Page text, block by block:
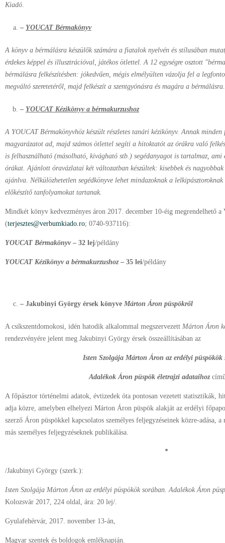
Kiadó.
– YOUCAT Bérmakönyv
A könyv a bérmálásra készülők számára a fiatalok nyelvén és stílusában
érdekes képpel és illusztrációval, játékos ötlettel. A 12 egységre osztott
bérmálásra felkészítésben: jókedvűen, mégis elmélyülten vázolja fel a
megváltó szeretetéről, majd felkészít a szentgyónásra és magára a bérmálásra.
– YOUCAT Kézikönyv a bérmakurzushoz
A YOUCAT Bérmakönyvhöz készült részletes tanári kézikönyv. Annak minden
magyarázatot ad, majd számos ötlettel segíti a hitoktatót az órákra való
is felhasználható (másolható, kivágható stb.) segédanyagot is tartalmaz, ami
órákat. Ajánlott óravázlatai két változatban készültek: kisebbek és nagyobbak
ajánlva. Nélkülözhetetlen segédkönyve lehet mindazoknak a
előkészítő tanfolyamokat tartanak.
Mindkét könyv kedvezményes áron 2017. december 10-éig megrendelhető a
(terjesztes@verbumkiado.ro; 0740-937116):
YOUCAT Bérmakönyv– 32 lej/példány
YOUCAT Kézikönyv a bérmakurzushoz– 35 lei/példány
– Jakubinyi György érsek könyve Márton Áron püspökről
A csíkszentdomokosi, idén hatodik alkalommal megszervezett Márton Áron
rendezvényére jelent meg Jakubinyi György érsek összeállításában az
Isten Szolgája Márton Áron az erdélyi püspökök
Adalékok Áron püspök életrajzi adataihoz
A főpásztor történelmi adatok, évtizedek óta pontosan vezetett statisztikák,
adja közre, amelyben elhelyezi Márton Áron püspök alakját az erdélyi
szerző Áron püspökkel kapcsolatos személyes feljegyzéseinek közre-adása,
más személyes feljegyzéseknek publikálása.
*
/Jakubinyi György (szerk.):
Isten Szolgája Márton Áron az erdélyi püspökök sorában. Adalékok Áron
Kolozsvár 2017, 224 oldal, ára: 20 lej/.
Gyulafehérvár, 2017. november 13-án,
Magyar szentek és boldogok emléknapján.